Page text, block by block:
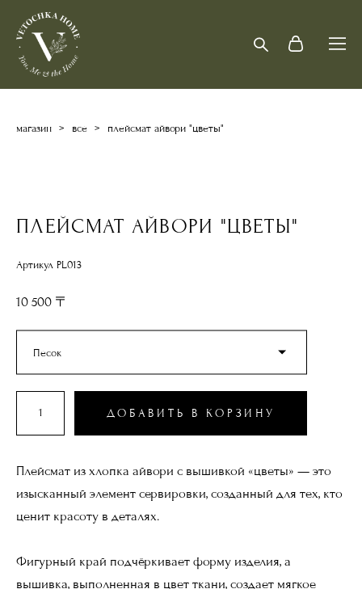
магазин > все > плейсмат айвори "цветы"
ПЛЕЙСМАТ АЙВОРИ "ЦВЕТЫ"
Артикул PL013
10 500 〒
Песок
ДОБАВИТЬ В КОРЗИНУ
Плейсмат из хлопка айвори с вышивкой «цветы» — это
изысканный элемент сервировки, созданный для тех, кто
ценит красоту в деталях.
Фигурный край подчёркивает форму изделия, а
вышивка, выполненная в цвет ткани, создает мягкое